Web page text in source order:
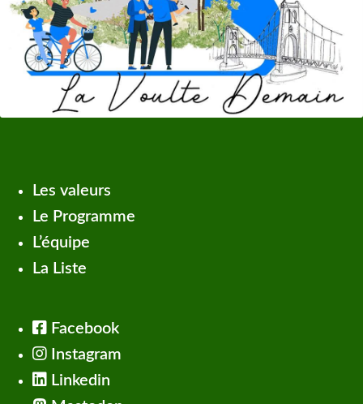
Les valeurs
Le Programme
L’équipe
La Liste
Facebook
Instagram
Linkedin